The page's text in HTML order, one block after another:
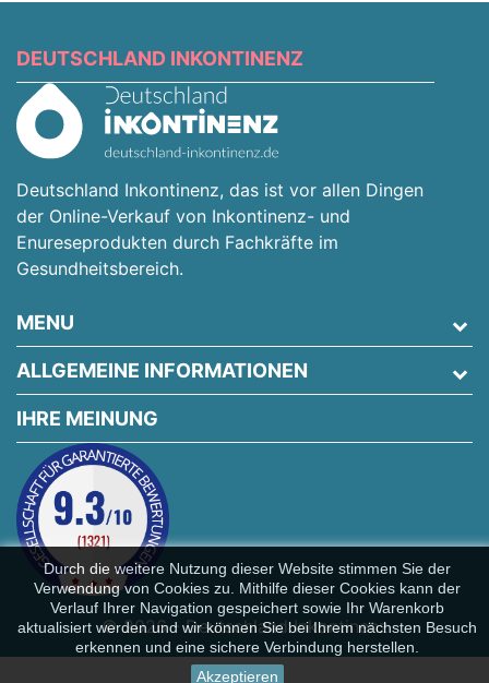
DEUTSCHLAND INKONTINENZ
Deutschland Inkontinenz, das ist vor allen Dingen
der Online-Verkauf von Inkontinenz- und
Enureseprodukten durch Fachkräfte im
Gesundheitsbereich.
MENU
ALLGEMEINE INFORMATIONEN
Durch die weitere Nutzung dieser Website stimmen Sie der
Verwendung von Cookies zu. Mithilfe dieser Cookies kann der
Verlauf Ihrer Navigation gespeichert sowie Ihr Warenkorb
aktualisiert werden und wir können Sie bei Ihrem nächsten Besuch
erkennen und eine sichere Verbindung herstellen.
Akzeptieren
IHRE MEINUNG
© 2026 - Deutschland Inkontinenz